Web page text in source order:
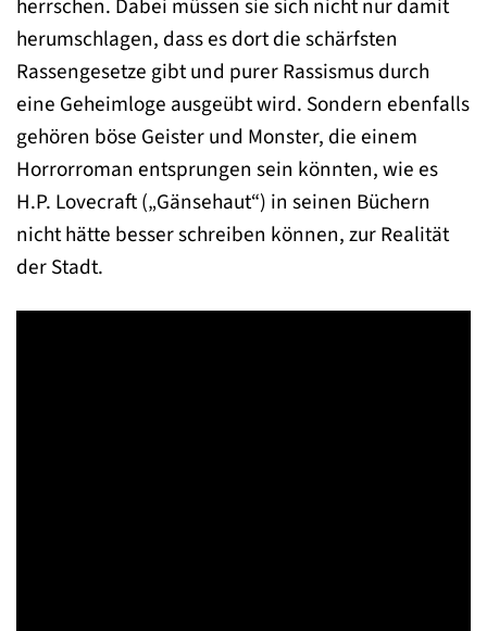
herrschen. Dabei müssen sie sich nicht nur damit
herumschlagen, dass es dort die schärfsten
Rassengesetze gibt und purer Rassismus durch
eine Geheimloge ausgeübt wird. Sondern ebenfalls
gehören böse Geister und Monster, die einem
Horrorroman entsprungen sein könnten, wie es
H.P. Lovecraft („Gänsehaut“) in seinen Büchern
nicht hätte besser schreiben können, zur Realität
der Stadt.